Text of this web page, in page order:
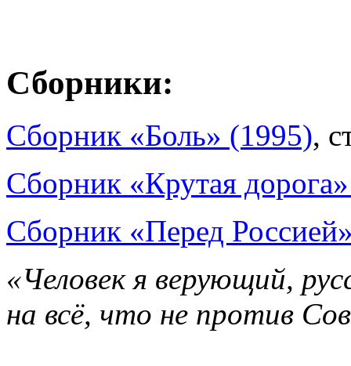
Сборники:
Сборник «Боль» (1995),
Сборник «Крутая
Сборник «Перед
«Человек я верующий,
на всё, что не против